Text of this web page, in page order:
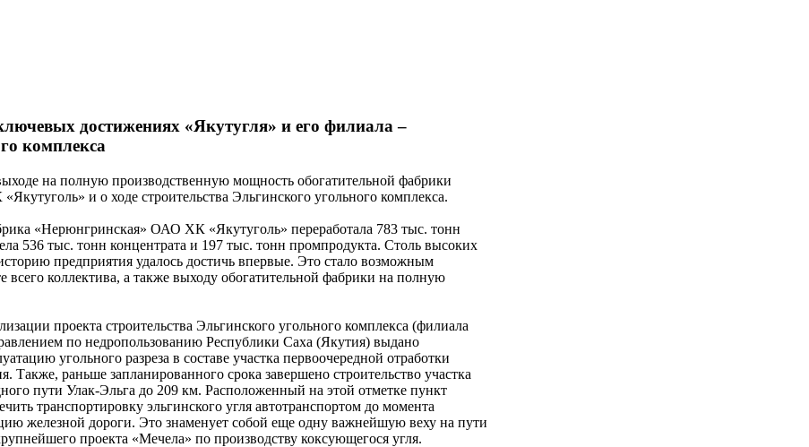
достижениях «Якутугля» и его филиала –
комплекса
на полную производственную мощность обогатительной фабрики
и о ходе строительства Эльгинского угольного комплекса.
«Нерюнгринская» ОАО ХК «Якутуголь» переработала 783 тыс. тонн
536 тыс. тонн концентрата и 197 тыс. тонн промпродукта. Столь высоких
предприятия удалось достичь впервые. Это стало возможным
всего коллектива, а также выходу обогатительной фабрики на полную
проекта строительства Эльгинского угольного комплекса (филиала
по недропользованию Республики Саха (Якутия) выдано
угольного разреза в составе участка первоочередной отработки
Также, раньше запланированного срока завершено строительство участка
пути Улак-Эльга до 209 км. Расположенный на этой отметке пункт
транспортировку эльгинского угля автотранспортом до момента
железной дороги. Это знаменует собой еще одну важнейшую веху на пути
проекта «Мечела» по производству коксующегося угля.